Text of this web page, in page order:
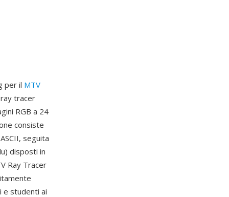
per il MTV
tracer
RGB a 24
consiste
seguita
disposti in
Ray Tracer
e studenti ai